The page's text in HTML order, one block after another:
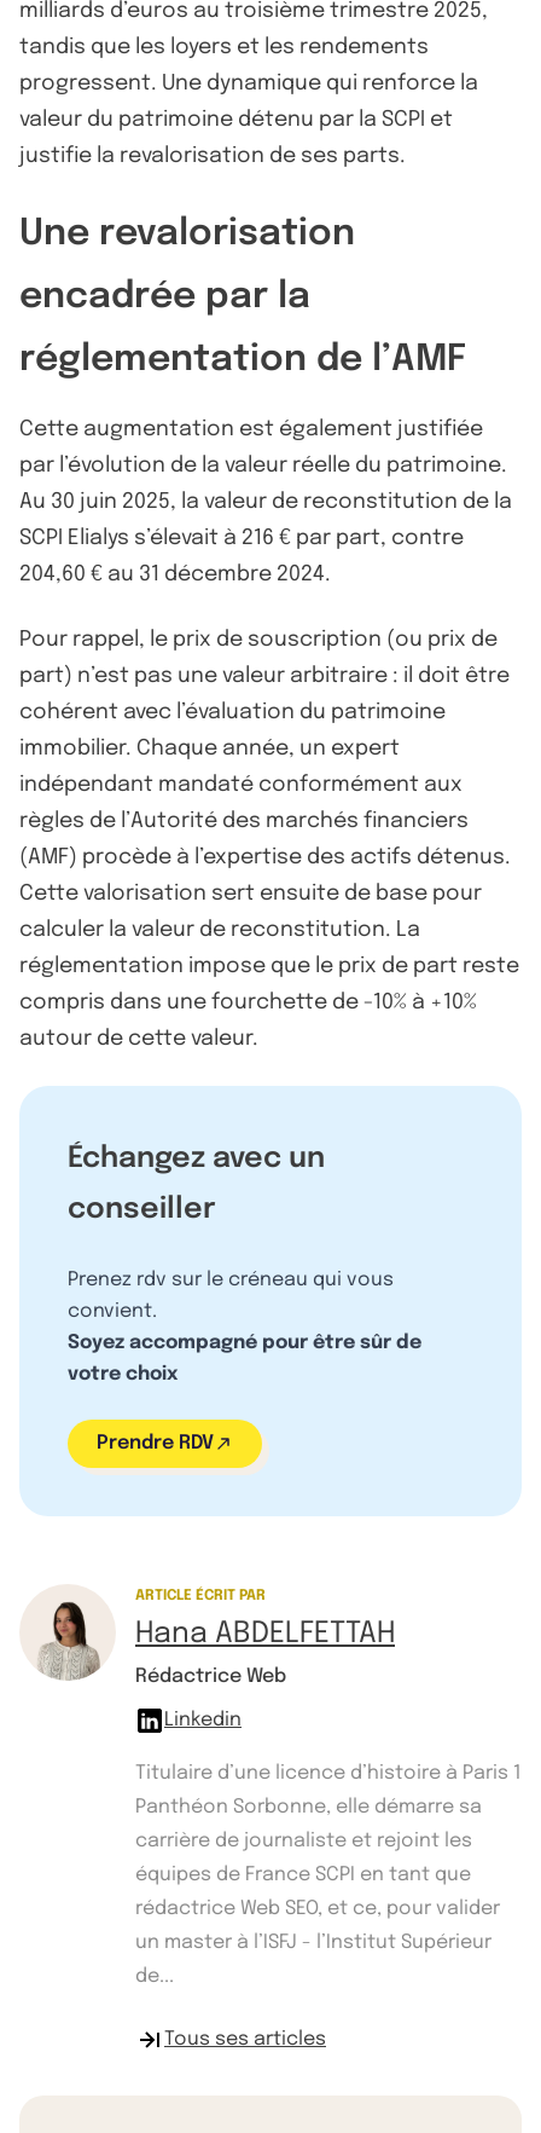
milliards d’euros au troisième trimestre 2025,
tandis que les loyers et les rendements
progressent. Une dynamique qui renforce la
valeur du patrimoine détenu par la SCPI et
justifie la revalorisation de ses parts.
Une revalorisation
encadrée par la
réglementation de l’AMF
Cette augmentation est également justifiée
par l’évolution de la valeur réelle du patrimoine.
Au 30 juin 2025, la valeur de reconstitution de la
SCPI Elialys s’élevait à 216 € par part, contre
204,60 € au 31 décembre 2024.
Pour rappel, le prix de souscription (ou prix de
part) n’est pas une valeur arbitraire : il doit être
cohérent avec l’évaluation du patrimoine
immobilier. Chaque année, un expert
indépendant mandaté conformément aux
règles de l’Autorité des marchés financiers
(AMF) procède à l’expertise des actifs détenus.
Cette valorisation sert ensuite de base pour
calculer la valeur de reconstitution. La
réglementation impose que le prix de part reste
compris dans une fourchette de -10% à +10%
autour de cette valeur.
Échangez avec un
conseiller
Prenez rdv sur le créneau qui vous
convient.
Soyez accompagné pour être sûr de
votre choix
Prendre RDV
ARTICLE ÉCRIT PAR
Hana ABDELFETTAH
Rédactrice Web
Linkedin
Titulaire d’une licence d’histoire à Paris 1
Panthéon Sorbonne, elle démarre sa
carrière de journaliste et rejoint les
équipes de France SCPI en tant que
rédactrice Web SEO, et ce, pour valider
un master à l’ISFJ - l’Institut Supérieur
de...
Tous ses articles